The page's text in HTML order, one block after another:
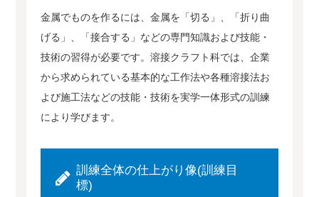
金属でものを作るには、金属を「切る」、「折り曲
げる」、「接合する」などの専門知識および技能・
技術の習得が必要です。溶接クラフト科では、企業
から求められている基本的な工作法や各種溶接法お
よび施工法などの技能・技術を実学一体形式の訓練
により学びます。
訓練全体の仕上がり像(訓練目
標)